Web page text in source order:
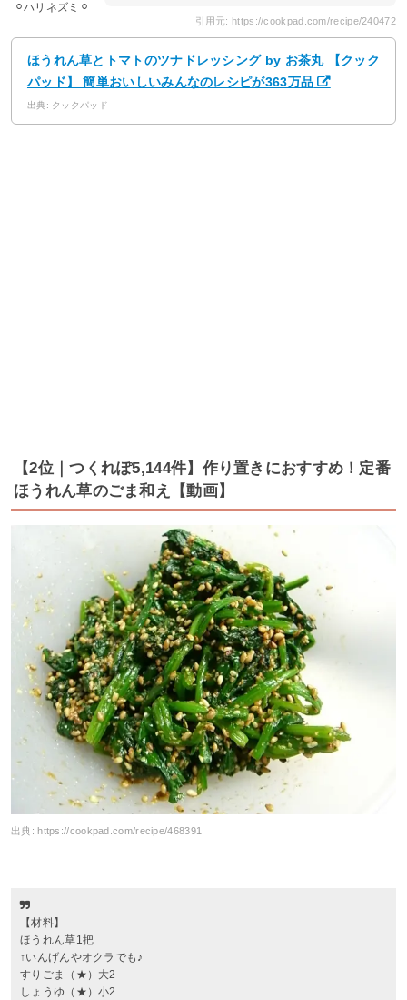
⚪︎ハリネズミ⚪︎
引用元: https://cookpad.com/recipe/240472
ほうれん草とトマトのツナドレッシング by お茶丸 【クック
パッド】 簡単おいしいみんなのレシピが363万品
出典: クックパッド
【2位｜つくれぽ5,144件】作り置きにおすすめ！定番
ほうれん草のごま和え【動画】
出典: https://cookpad.com/recipe/468391
【材料】
ほうれん草1把
↑いんげんやオクラでも♪
すりごま（★）大2
しょうゆ（★）小2